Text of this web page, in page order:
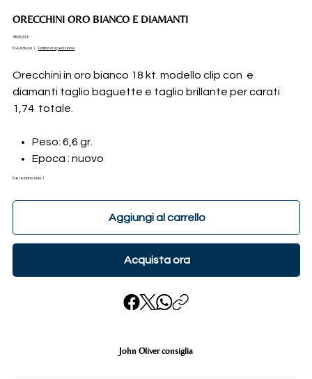
ORECCHINI ORO BIANCO E DIAMANTI
Prezzo
3800,00 €
IVA inclusa Politica di spedizione
Orecchini in oro bianco 18 kt. modello clip con e
diamanti taglio baguette e taglio brillante per carati
1,74 totale.
Peso: 6,6 gr.
Epoca : nuovo
Ne restano solo: 1
Aggiungi al carrello
Acquista ora
John Oliver consiglia